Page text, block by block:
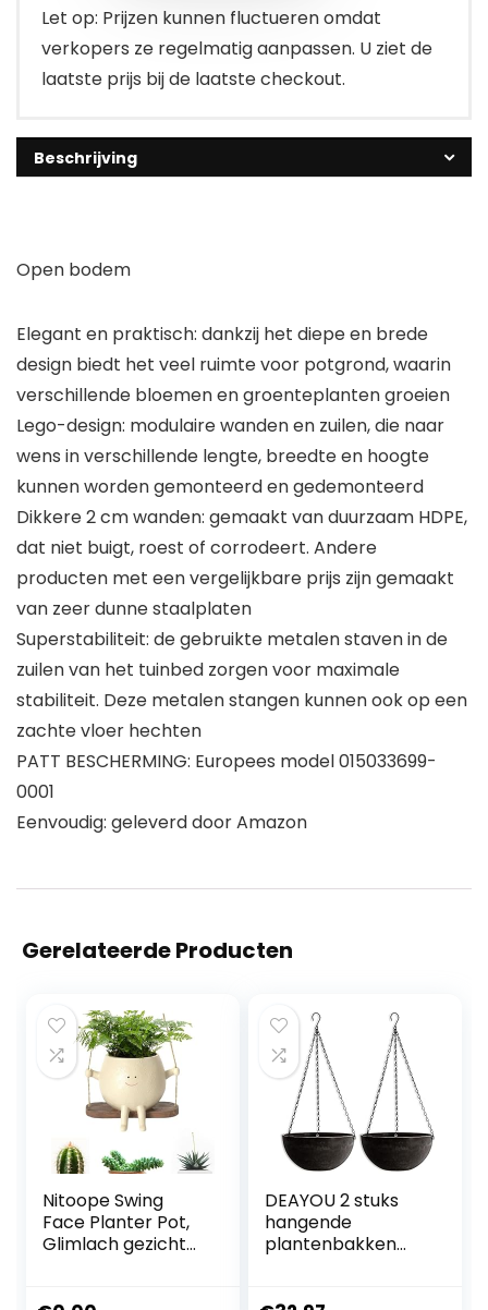
Let op: Prijzen kunnen fluctueren omdat
verkopers ze regelmatig aanpassen. U ziet de
laatste prijs bij de laatste checkout.
Beschrijving
Open bodem
Elegant en praktisch: dankzij het diepe en brede
design biedt het veel ruimte voor potgrond, waarin
verschillende bloemen en groenteplanten groeien
Lego-design: modulaire wanden en zuilen, die naar
wens in verschillende lengte, breedte en hoogte
kunnen worden gemonteerd en gedemonteerd
Dikkere 2 cm wanden: gemaakt van duurzaam HDPE,
dat niet buigt, roest of corrodeert. Andere
producten met een vergelijkbare prijs zijn gemaakt
van zeer dunne staalplaten
Superstabiliteit: de gebruikte metalen staven in de
zuilen van het tuinbed zorgen voor maximale
stabiliteit. Deze metalen stangen kunnen ook op een
zachte vloer hechten
PATT BESCHERMING: Europees model 015033699-
0001
Eenvoudig: geleverd door Amazon
Gerelateerde Producten
Nitoope Swing
Face Planter Pot,
Glimlach gezicht
DEAYOU 2 stuks
hangende
plantenbakken